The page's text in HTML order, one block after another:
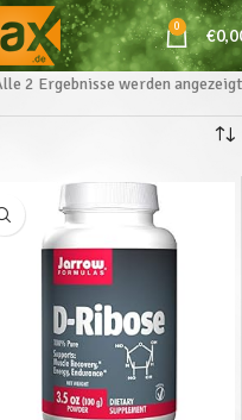
0 €
2 Ergebnisse werden angezeigt